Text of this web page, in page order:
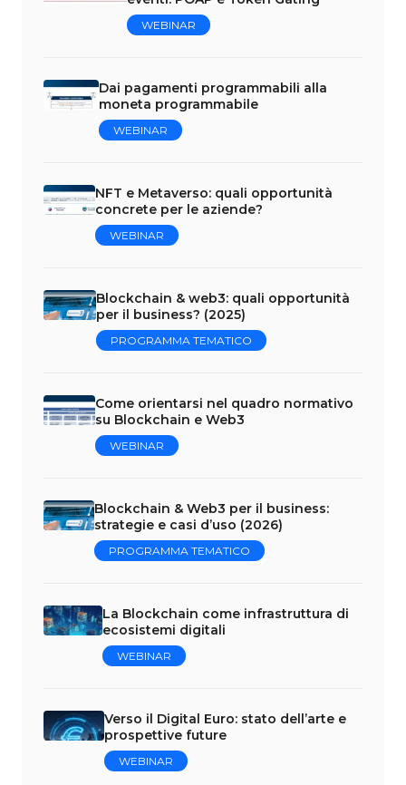
WEBINAR
Dai pagamenti programmabili alla
moneta programmabile
WEBINAR
NFT e Metaverso: quali opportunità
concrete per le aziende?
WEBINAR
Blockchain & web3: quali opportunità
per il business? (2025)
PROGRAMMA TEMATICO
Come orientarsi nel quadro normativo
su Blockchain e Web3
WEBINAR
Blockchain & Web3 per il business:
strategie e casi d’uso (2026)
PROGRAMMA TEMATICO
La Blockchain come infrastruttura di
ecosistemi digitali
WEBINAR
Verso il Digital Euro: stato dell’arte e
prospettive future
WEBINAR